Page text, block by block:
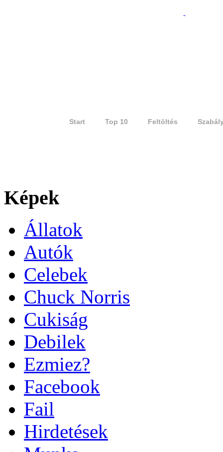
Start Top 10 Feltöltés
Képek
Állatok
Autók
Celebek
Chuck Norris
Cukiság
Debilek
Ezmiez?
Facebook
Fail
Hirdetések